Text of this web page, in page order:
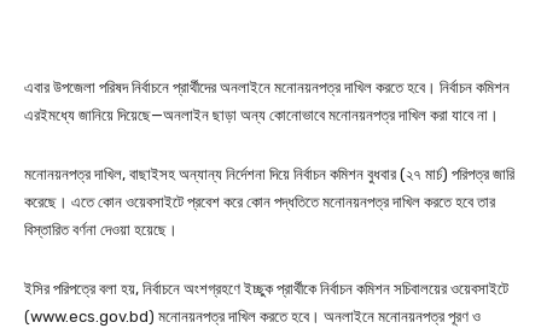
এবার উপজেলা পরিষদ নির্বাচনে প্রার্থীদের অনলাইনে মনোনয়নপত্র দাখিল করতে হবে। নির্বাচন কমিশন
এরইমধ্যে জানিয়ে দিয়েছে—অনলাইন ছাড়া অন্য কোনোভাবে মনোনয়নপত্র দাখিল করা যাবে না।
মনোনয়নপত্র দাখিল, বাছাইসহ অন্যান্য নির্দেশনা দিয়ে নির্বাচন কমিশন বুধবার (২৭ মার্চ) পরিপত্র জারি
করেছে। এতে কোন ওয়েবসাইটে প্রবেশ করে কোন পদ্ধতিতে মনোনয়নপত্র দাখিল করতে হবে তার
বিস্তারিত বর্ণনা দেওয়া হয়েছে।
ইসির পরিপত্রে বলা হয়, নির্বাচনে অংশগ্রহণে ইচ্ছুক প্রার্থীকে নির্বাচন কমিশন সচিবালয়ের ওয়েবসাইটে
(www.ecs.gov.bd) মনোনয়নপত্র দাখিল করতে হবে। অনলাইনে মনোনয়নপত্র পূরণ ও